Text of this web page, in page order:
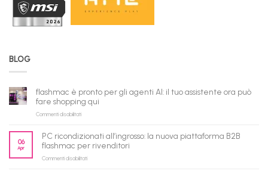
BLOG
flashmac è pronto per gli agenti AI: il tuo assistente ora può
fare shopping qui
Commenti disabilitatisu
pronto
per
gli
06
Apr
PC ricondizionati all’ingrosso: la nuova piattaforma B2B
flashmac per rivenditori
Commenti disabilitatisu